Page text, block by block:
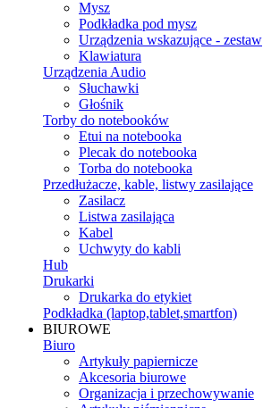
Mysz
Podkładka pod mysz
Urządzenia wskazujące - zestaw
Klawiatura
Urządzenia Audio
Słuchawki
Głośnik
Torby do notebooków
Etui na notebooka
Plecak do notebooka
Torba do notebooka
Przedłużacze, kable, listwy zasilające
Zasilacz
Listwa zasilająca
Kabel
Uchwyty do kabli
Hub
Drukarki
Drukarka do etykiet
Podkładka (laptop,tablet,smartfon)
BIUROWE
Biuro
Artykuły papiernicze
Akcesoria biurowe
Organizacja i przechowywanie